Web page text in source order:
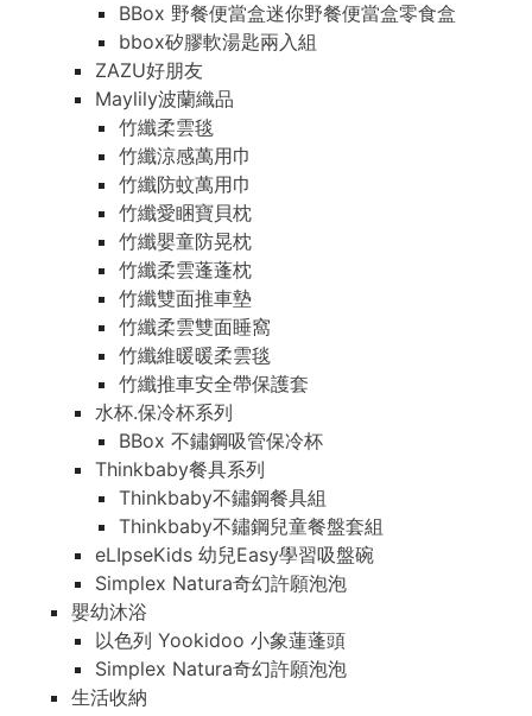
BBox 野餐便當盒迷你野餐便當盒零食盒
bbox矽膠軟湯匙兩入組
ZAZU好朋友
Maylily波蘭織品
竹纖柔雲毯
竹纖涼感萬用巾
竹纖防蚊萬用巾
竹纖愛睏寶貝枕
竹纖嬰童防晃枕
竹纖柔雲蓬蓬枕
竹纖雙面推車墊
竹纖柔雲雙面睡窩
竹纖維暖暖柔雲毯
竹纖推車安全帶保護套
水杯.保冷杯系列
BBox 不鏽鋼吸管保冷杯
Thinkbaby餐具系列
Thinkbaby不鏽鋼餐具組
Thinkbaby不鏽鋼兒童餐盤套組
eLIpseKids 幼兒Easy學習吸盤碗
Simplex Natura奇幻許願泡泡
嬰幼沐浴
以色列 Yookidoo 小象蓮蓬頭
Simplex Natura奇幻許願泡泡
生活收納